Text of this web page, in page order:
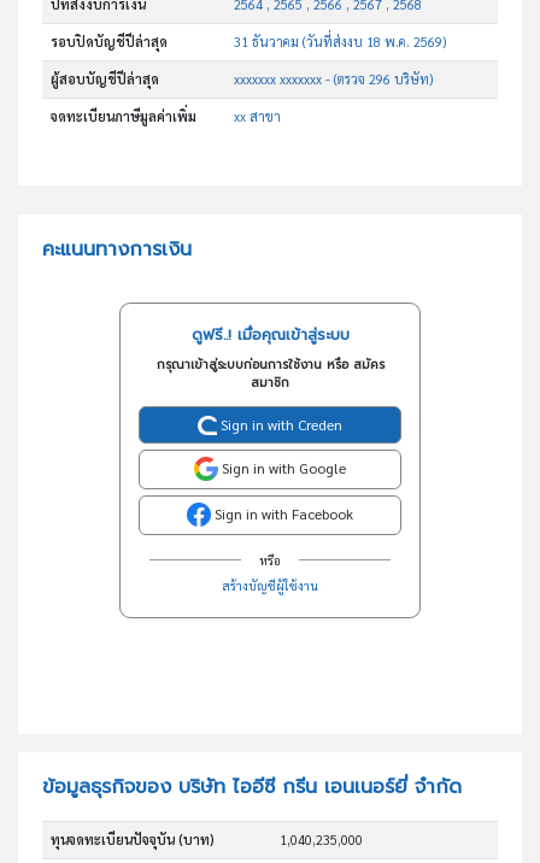
ปีที่ส่งงบการเงิน 2564 , 2565 , 2566 , 2567 , 2568
รอบปิดบัญชีปีล่าสุด 31 ธันวาคม (วันที่ส่งงบ 18 พ.ค. 2569)
ผู้สอบบัญชีปีล่าสุด xxxxxxx xxxxxxx - (ตรวจ 296 บริษัท)
จดทะเบียนภาษีมูลค่าเพิ่ม xx สาขา
คะแนนทางการเงิน
ดูฟรี..! เมื่อคุณเข้าสู่ระบบ
กรุณาเข้าสู่ระบบก่อนการใช้งาน หรือ สมัคร
สมาชิก
Sign in with Creden
Sign in with Google
Sign in with Facebook
หรือ
สร้างบัญชีผู้ใช้งาน
ข้อมูลธุรกิจของ บริษัท ไออีซี กรีน เอนเนอร์ยี่ จำกัด
ทุนจดทะเบียนปัจจุบัน (บาท) 1,040,235,000